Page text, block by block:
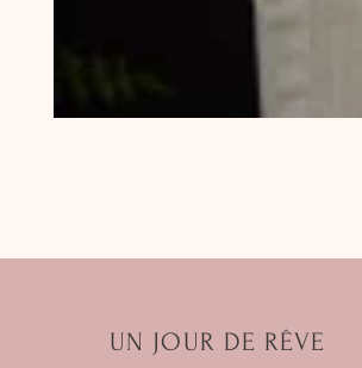
UN JOUR DE RÊVE